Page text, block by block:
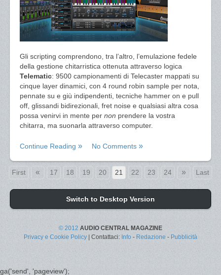
Gli scripting comprendono, tra l’altro, l’emulazione fedele
della gestione chitarristica ottenuta attraverso logica
Telematic: 9500 campionamenti di Telecaster mappati su
cinque layer dinamici, con 4 round robin sample per nota,
pennate su e giù indipendenti, tecniche hammer on e pull
off, glissandi bidirezionali, fret noise e qualsiasi altra cosa
possa venirvi in mente per non prendere la vostra
chitarra, ma suonarla attraverso computer.
Continue Reading No Comments
First « 17 18 19 20 21 22 23 24 » Last
Switch to Desktop Version
© 2012 AUDIO CENTRAL MAGAZINE
Privacy e Cookie Policy| Contattaci: Info - Redazione- Pubblicità
ga('send', 'pageview');